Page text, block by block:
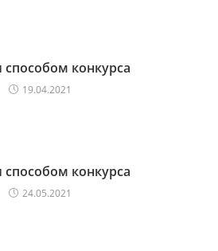
способом конкурса
19.04.2021
способом конкурса
24.05.2021